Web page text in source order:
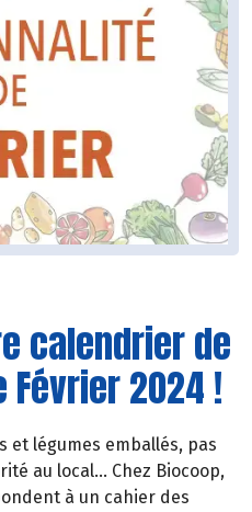
calendrier de
2024 !
et légumes emballés, pas
au local… Chez Biocoop,
à un cahier des